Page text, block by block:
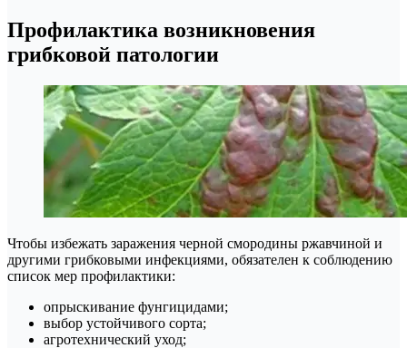
Профилактика возникновения
грибковой патологии
Чтобы избежать заражения черной смородины ржавчиной и
другими грибковыми инфекциями, обязателен к соблюдению
список мер профилактики:
опрыскивание фунгицидами;
выбор устойчивого сорта;
агротехнический уход;